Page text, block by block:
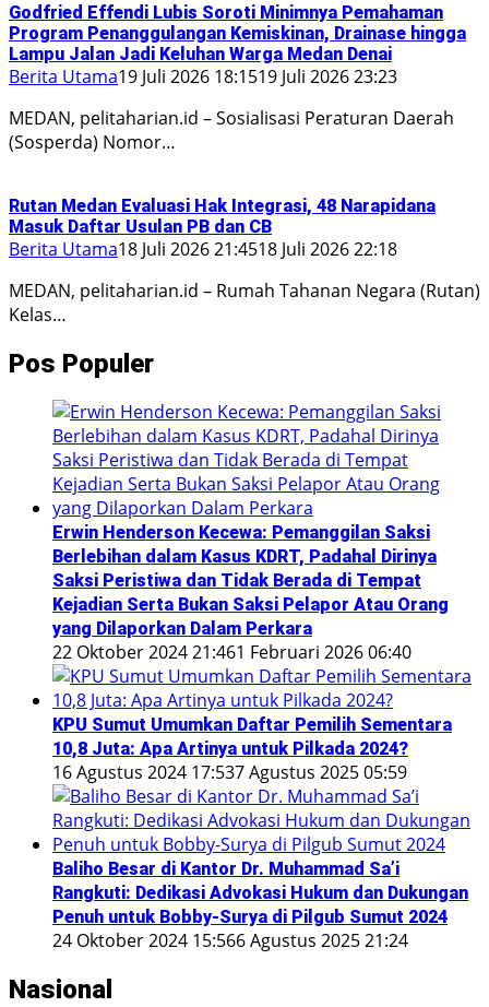
Godfried Effendi Lubis Soroti Minimnya Pemahaman
Program Penanggulangan Kemiskinan, Drainase hingga
Lampu Jalan Jadi Keluhan Warga Medan Denai
Berita Utama19 Juli 2026 18:1519 Juli 2026 23:23
MEDAN, pelitaharian.id – Sosialisasi Peraturan Daerah
(Sosperda) Nomor…
Rutan Medan Evaluasi Hak Integrasi, 48 Narapidana
Masuk Daftar Usulan PB dan CB
Berita Utama18 Juli 2026 21:4518 Juli 2026 22:18
MEDAN, pelitaharian.id – Rumah Tahanan Negara (Rutan)
Kelas…
Pos Populer
Erwin Henderson Kecewa: Pemanggilan Saksi
Berlebihan dalam Kasus KDRT, Padahal Dirinya
Saksi Peristiwa dan Tidak Berada di Tempat
Kejadian Serta Bukan Saksi Pelapor Atau Orang
yang Dilaporkan Dalam Perkara
22 Oktober 2024 21:461 Februari 2026 06:40
KPU Sumut Umumkan Daftar Pemilih Sementara
10,8 Juta: Apa Artinya untuk Pilkada 2024?
16 Agustus 2024 17:537 Agustus 2025 05:59
Baliho Besar di Kantor Dr. Muhammad Sa’i
Rangkuti: Dedikasi Advokasi Hukum dan Dukungan
Penuh untuk Bobby-Surya di Pilgub Sumut 2024
24 Oktober 2024 15:566 Agustus 2025 21:24
Nasional